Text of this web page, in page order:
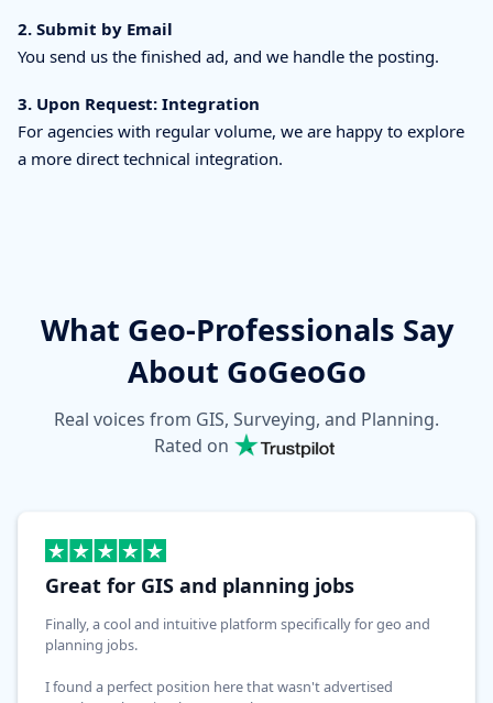
2. Submit by Email
You send us the finished ad, and we handle the posting.
3. Upon Request: Integration
For agencies with regular volume, we are happy to explore
a more direct technical integration.
What Geo-Professionals Say
About GoGeoGo
Real voices from GIS, Surveying, and Planning.
Rated on
Great for GIS and planning jobs
Finally, a cool and intuitive platform specifically for geo and
planning jobs.
I found a perfect position here that wasn't advertised